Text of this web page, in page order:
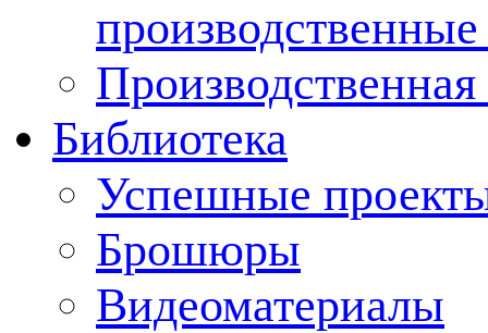
Производственная
Библиотека
Успешные
Брошюры
Видеоматериалы